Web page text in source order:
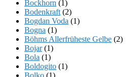
Bockhorn (1)
Bodenkraft (2)
Bogdan Voda (1)
Bogna (1)
Böhms Allerfrüheste Gelbe (2)
Bojar(1)
Bola (1)
Boldogito (1)
Bolko (1)